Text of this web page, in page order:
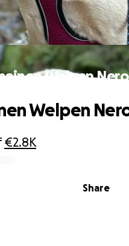
Welpen Nero
€2.8K
Share
Welpen